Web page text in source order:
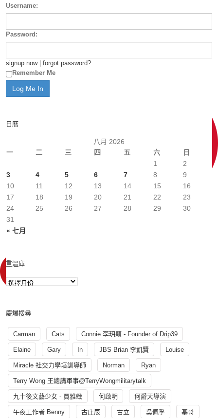
Username:
Password:
signup now| forgot password?
Remember Me
日曆
八月 2026
一
二 三 四 五 六 日
« 七月
1
2
3
4 5 6 7 8
9
10
11 12 13 14 15
16
17
18 19 20 21 22
23
24
25 26 27 28 29
30
31
重溫庫
慶爆搜尋
Carman Cats Connie 李玥穎 - Founder of Drip39
Elaine Gary In JBS Brian 李凱賢 Louise
Miracle 社交力學培訓導師 Norman Ryan
Terry Wong 王總講軍事@TerryWongmilitarytalk
九十後文藝少女 - 賈雅緻 何啟明 何爵天導演
午夜工作者 Benny 古庄辰 古立 吳佩孚 基哥